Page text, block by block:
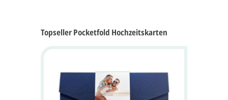
Topseller Pocketfold Hochzeitskarten